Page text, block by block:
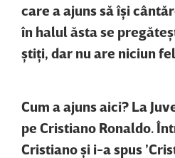
care a ajuns să îşi
în halul ăsta se
ştiţi, dar nu are niciun
Cum a ajuns aici? La
pe Cristiano Ronaldo.
Cristiano şi i-a spus